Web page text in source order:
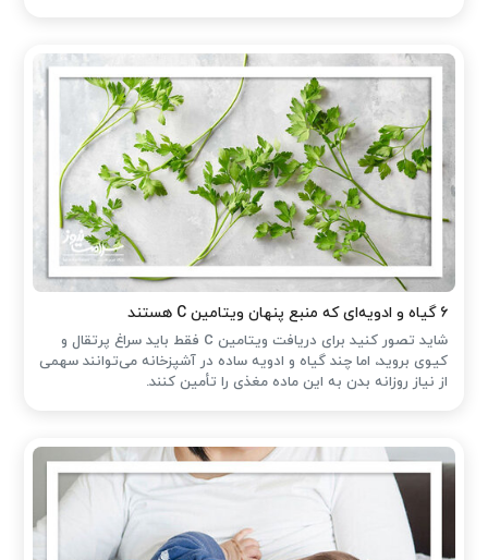
۶ گیاه و ادویه‌ای که منبع پنهان ویتامین C هستند
شاید تصور کنید برای دریافت ویتامین C فقط باید سراغ پرتقال و
کیوی بروید، اما چند گیاه و ادویه ساده در آشپزخانه می‌توانند سهمی
از نیاز روزانه بدن به این ماده مغذی را تأمین کنند.